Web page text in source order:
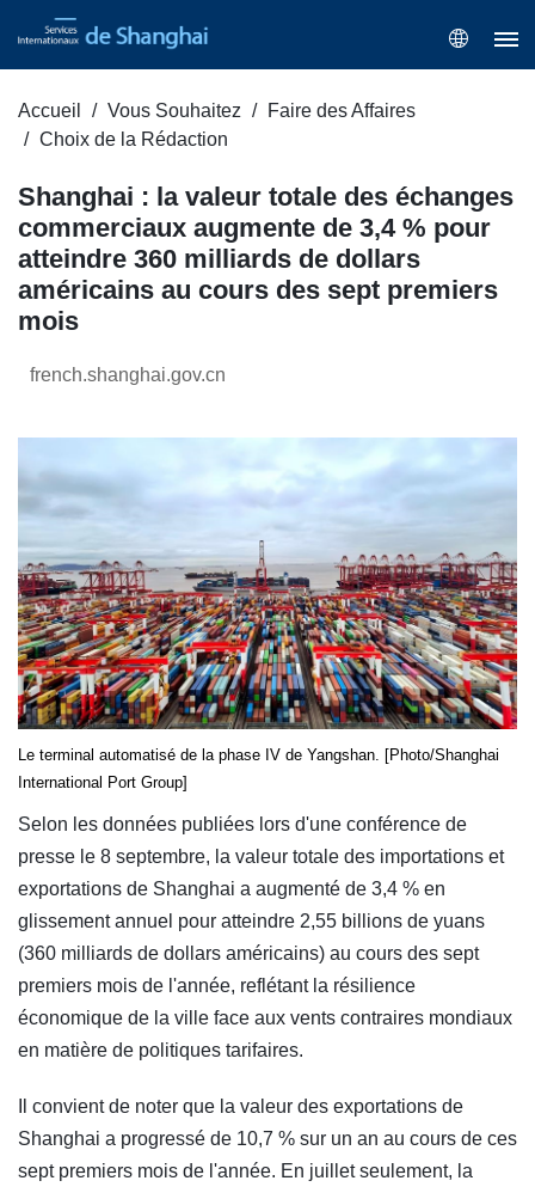
Accueil Vous Souhaitez
Faire des Affaires
Choix de la Rédaction
Shanghai : la valeur totale des échanges
commerciaux augmente de 3,4 % pour
atteindre 360 milliards de dollars
américains au cours des sept premiers
mois
french.shanghai.gov.cn
Le terminal automatisé de la phase IV de Yangshan. [Photo/Shanghai
International Port Group]
Selon les données publiées lors d'une conférence de
presse le 8 septembre, la valeur totale des importations et
exportations de Shanghai a augmenté de 3,4 % en
glissement annuel pour atteindre 2,55 billions de yuans
(360 milliards de dollars américains) au cours des sept
premiers mois de l'année, reflétant la résilience
économique de la ville face aux vents contraires mondiaux
en matière de politiques tarifaires.
Il convient de noter que la valeur des exportations de
Shanghai a progressé de 10,7 % sur un an au cours de ces
sept premiers mois de l'année. En juillet seulement, la